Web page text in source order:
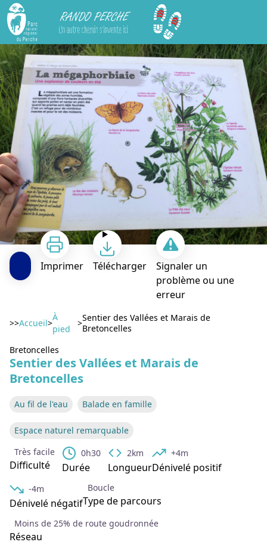
Rando Perche
Sentier des Vallées et Marais de Bretoncelles
Imprimer Télécharger
Signaler un
problème ou une
erreur
>>Accueil>
À
pied
>Sentier des Vallées et Marais de
Bretoncelles
Bretoncelles
Sentier des Vallées et Marais de
Bretoncelles
Au fil de l'eau Balade en famille
Espace naturel remarquable
Très facile
Difficulté
0h30
Durée
2km
Longueur
+4m
Dénivelé positif
-4m
Dénivelé négatif
Boucle
Type de parcours
Moins de 25% de route goudronnée
Réseau